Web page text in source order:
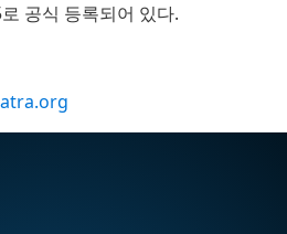
공식 등록되어 있다.